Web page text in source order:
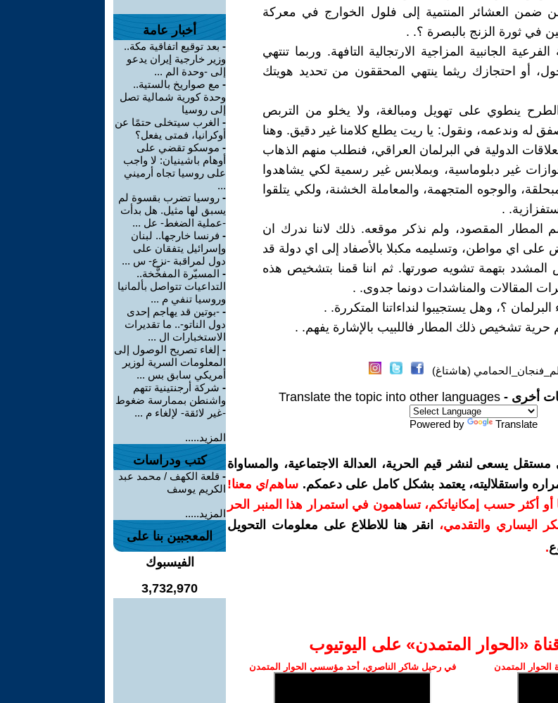
العشائر المنتمية إلى فلول الخوارج في معركة
في ثورة الزنج بالبصرة ؟. .
الجانبية المزاجية الارتجالية التافهة. وربما تنتهي
أو احتجازك ريثما ينتهي المحققون من تحديد هويتك
ينطوي على تهويل ومبالغة، ولا يخلو من التربص
له وندعمه، ونقول: يا ريت يطلع كلامنا غير دقيق. وهنا
الدولية في البرلمان العراقي، فنطلب منهم الذهاب
غير دبلوماسية، وبملابس غير رسمية لكي يشاهدوا
والوجوه المتجهمة، والمعاملة الخشنة، ولكي يتلقوا
.
المطار المقصود، ولم نذكر موقعه. ذلك لاننا ندرك ان
على اي مواطن، وتسليمه مكبلا بالأصفاد إلى اي دولة قد
المشدد بتهمة تشويه صورتها. ثم اننا قمنا بتشخيص هذه
المقالات والمناشدات دونما جدوى. .
؟، وهل يستجيبوا لنداءاتنا المتكررة. .
حرية تشخيص ذلك المطار فاللبيب بالإشارة يفهم. .
(هاشتاغ)
أخرى - Translate the topic into other languages
Powered by Translate
يسعى لنشر قيم الحرية، العدالة الاجتماعية، والمساواة
واستقلاليته، يعتمد بشكل كامل على دعمكم. ساهم/ي معنا!
سنويًا أو أكثر حسب إمكانياتكم، تساهمون في استمرار هذا المنبر الحر
اليساري والتقدمي،
انقر هنا للاطلاع على معلومات التحويل
.
‫«الحوار المتمدن» على اليوتيوب
المتمدن في رحيل شاكر الناصري، أحد مؤسسي الحوار المتمدن
أخبار عامة
- بعد توقيع اتفاقية مكة..
وزير خارجية إيران يدعو
إلى -وحدة الم ...
- مع صواريخ بالستية..
وحدة كورية شمالية تصل
إلى روسيا
- الغرب سيتخلى حتمًا عن
أوكرانيا، فمتى يفعل؟
- موسكو تقضي على
أوهام باشينيان: لا واجب
على روسيا تجاه أرميني
...
- روسيا تضرب بقسوة لم
يسبق لها مثيل. هل بدأت
-عملية الضغط- عل ...
- فرنسا خارجها.. لبنان
وإسرائيل يتفقان على
دول لمراقبة -نزع- س ...
- المسيّرة المفخَّخة..
التداعيات تتواصل بألمانيا
وروسيا تنفي م ...
- -بوتين قد يهاجم إحدى
دول الناتو-.. ما تقديرات
الاستخبارات ال ...
- إلغاء تصريح الوصول إلى
المعلومات السرية لوزير
أمريكي سابق بس ...
- شركة أرجنتينية تتهم
واشنطن بممارسة ضغوط
-غير لائقة- لإلغاء م ...
المزيد.....
كتب ودراسات
- قلعة الكهف / محمد عبد
الكريم يوسف
المزيد.....
المعجبين بنا على
الفيسبوك
3,732,970